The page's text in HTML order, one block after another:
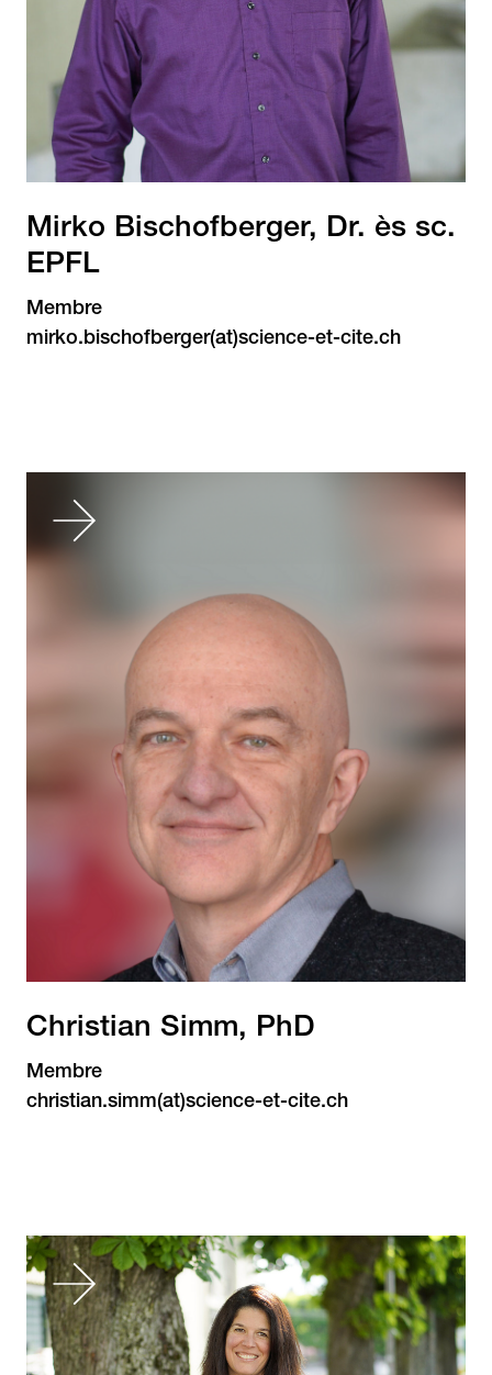
Mirko Bischofberger, Dr. ès sc.
EPFL
Membre
mirko.bischofberger(at)science-et-cite.ch
Christian Simm, PhD
Membre
christian.simm(at)science-et-cite.ch